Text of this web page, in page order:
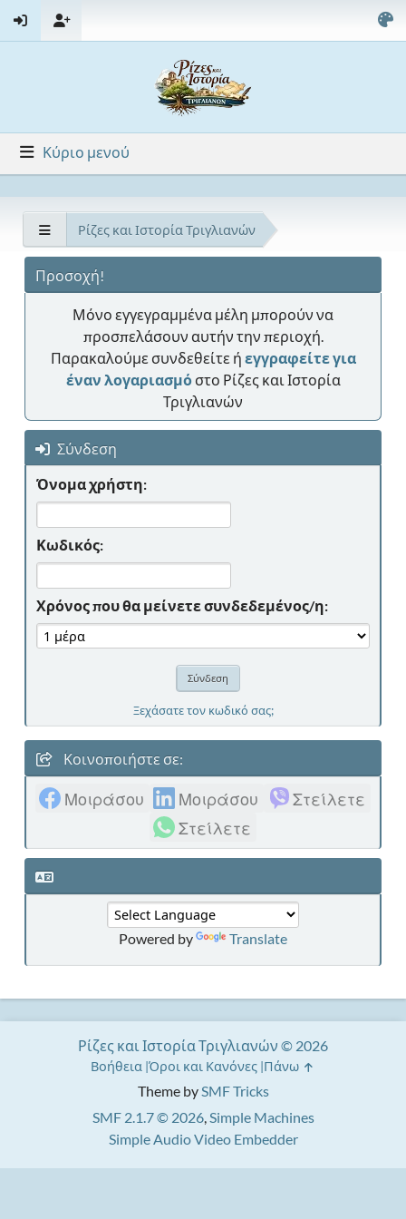
Κύριο μενού
Ρίζες και Ιστορία Τριγλιανών
Προσοχή!
Μόνο εγγεγραμμένα μέλη μπορούν να
προσπελάσουν αυτήν την περιοχή.
Παρακαλούμε συνδεθείτε ή εγγραφείτε για
έναν λογαριασμόστο Ρίζες και Ιστορία
Τριγλιανών
Σύνδεση
Όνομα χρήστη:
Κωδικός:
Χρόνος που θα μείνετε συνδεδεμένος/η:
Ξεχάσατε τον κωδικό σας;
Κοινοποιήστε σε:
Μοιράσου Μοιράσου
Στείλετε
Στείλετε
Powered by Translate
Theme bySMF Tricks
SMF 2.1.7 © 2026,Simple Machines
Simple Audio Video Embedder
Ρίζες και Ιστορία Τριγλιανών © 2026
Βοήθεια Όροι και Κανόνες Πάνω